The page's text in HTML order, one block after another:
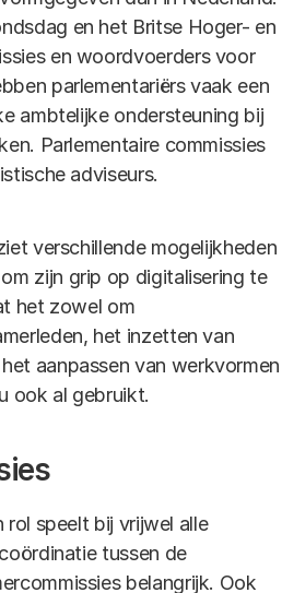
en het Britse Hoger- en
en woordvoerders voor
parlementariërs vaak een
ambtelijke ondersteuning bij
Parlementaire commissies
adviseurs.
verschillende mogelijkheden
zijn grip op digitalisering te
het zowel om
het inzetten van
aanpassen van werkvormen
ook al gebruikt.
rol speelt bij vrijwel alle
tussen de
belangrijk. Ook